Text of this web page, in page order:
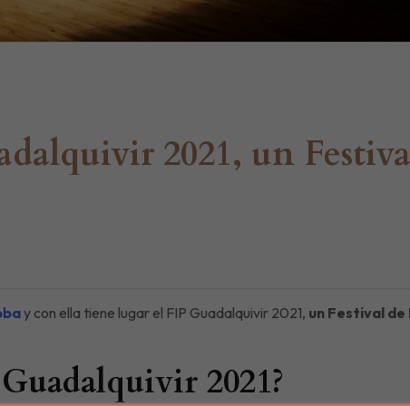
2021, un
y con ella tiene lugar el FIP Guadalquivir 2021, un Festival
2021?